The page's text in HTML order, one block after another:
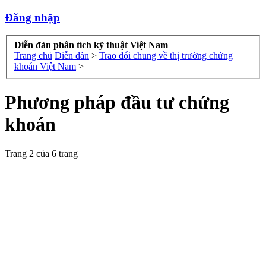
Đăng nhập
Diễn đàn phân tích kỹ thuật Việt Nam
Trang chủ Diễn đàn > Trao đổi chung về thị trường chứng
khoán Việt Nam >
Phương pháp đầu tư chứng
khoán
Trang 2 của 6 trang